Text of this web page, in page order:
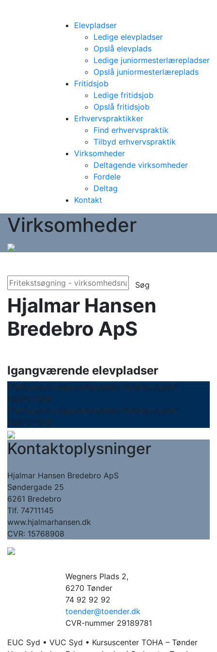
Elevpladser
Ledige elevpladser
Opslå elevplads
Ledige juniormesterlærepladser
Opslå juniormesterlæreplads
Fritidsjob
Ledige fritidsjob
Opslå fritidsjob
Erhvervspraktikker
Find erhvervspraktik
Tilbyd erhvervspraktik
Virksomheder
Deltagende virksomheder
Fordele
Deltag
Kontakt
Virksomheder
Søg
Hjalmar Hansen
Bredebro ApS
Igangværende elevpladser
Træfagenes byggeuddannelse Forløbet slutter:
28/05/2026
Træfagenes byggeuddannelse Forløbet slutter:
28/05/2026
Kontaktoplysninger
Hjalmar Hansen Bredebro ApS
Søndergade 25
6261 Bredebro
Tlf. 74711145
www.hjalmarhansen.dk
CVR: 15768908
Wegners Plads 2,
6270 Tønder
74 92 92 92
toender@toender.dk
CVR-nummer 29189781
EUC Syd • VUC Syd • Kursuscenter TOHA – Tønder